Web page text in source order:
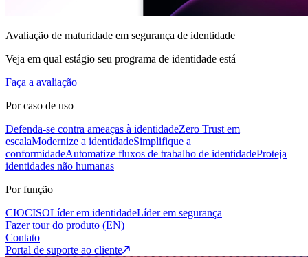
Avaliação de maturidade em segurança de identidade
Veja em qual estágio seu programa de identidade está
Faça a avaliação
Por caso de uso
Defenda-se contra ameaças à identidadeZero Trust em
escalaModernize a identidadeSimplifique a
conformidadeAutomatize fluxos de trabalho de identidadeProteja
identidades não humanas
Por função
CIOCISOLíder em identidadeLíder em segurança
Fazer tour do produto (EN)
Contato
Portal de suporte ao cliente